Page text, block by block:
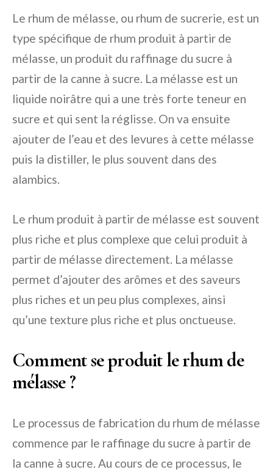
Le rhum de mélasse, ou rhum de sucrerie, est un
type spécifique de rhum produit à partir de
mélasse, un produit du raffinage du sucre à
partir de la canne à sucre. La mélasse est un
liquide noirâtre qui a une très forte teneur en
sucre et qui sent la réglisse. On va ensuite
ajouter de l’eau et des levures à cette mélasse
puis la distiller, le plus souvent dans des
alambics.
Le rhum produit à partir de mélasse est souvent
plus riche et plus complexe que celui produit à
partir de mélasse directement. La mélasse
permet d’ajouter des arômes et des saveurs
plus riches et un peu plus complexes, ainsi
qu’une texture plus riche et plus onctueuse.
Comment se produit le rhum de
mélasse ?
Le processus de fabrication du rhum de mélasse
commence par le raffinage du sucre à partir de
la canne à sucre. Au cours de ce processus, le